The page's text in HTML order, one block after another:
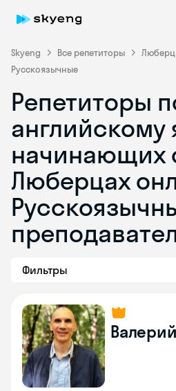
Skyeng Все репетиторы
Русскоязычные
Репетиторы
английскому
начинающих
Люберцах
Фильтры
Валерий
Skyeng Chat